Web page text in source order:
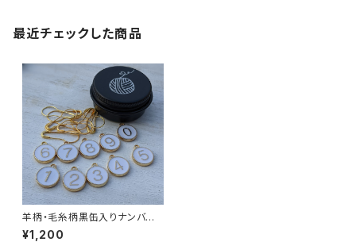
最近チェックした商品
羊柄・毛糸柄黒缶入りナンバー
チャームセット
¥1,200